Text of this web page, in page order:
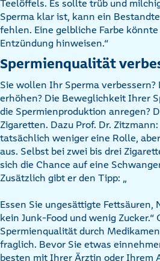
Teelöffels. Es sollte trüb und
Sperma klar ist, kann ein
fehlen. Eine gelbliche Farbe
Entzündung hinweisen.“
Spermienqualität
Sie wollen Ihr Sperma
erhöhen? Die Beweglichkeit Ihrer
die Spermienproduktion anregen?
Zigaretten. Dazu Prof. Dr.
tatsächlich weniger eine Rolle,
aus. Selbst bei zwei bis drei
sich die Chance auf eine
Zusätzlich gibt er den Tipp: „
Essen Sie ungesättigte Fettsäuren,
kein Junk-Food und wenig Zucker.“
Spermienqualität durch
fraglich. Bevor Sie etwas
besten mit Ihrer Ärztin oder Ihrem